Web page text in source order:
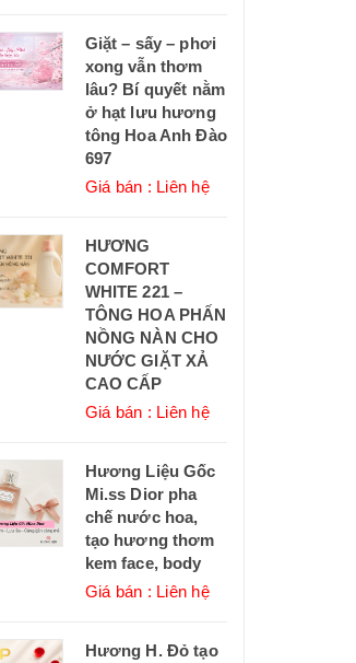
Giặt – sấy – phơi
xong vẫn thơm
lâu? Bí quyết nằm
ở hạt lưu hương
tông Hoa Anh Đào
697
Giá bán : Liên hệ
HƯƠNG
COMFORT
WHITE 221 –
TÔNG HOA PHẤN
NỒNG NÀN CHO
NƯỚC GIẶT XẢ
CAO CẤP
Giá bán : Liên hệ
Hương Liệu Gốc
Mi.ss Dior pha
chế nước hoa,
tạo hương thơm
kem face, body
Giá bán : Liên hệ
Hương H. Đỏ tạo